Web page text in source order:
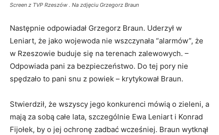
Screen z TVP Rzeszów . Na zdjęciu Grzegorz Braun
Następnie odpowiadał Grzegorz Braun. Uderzył w
Leniart, że jako wojewoda nie wszczynała “alarmów”, że
w Rzeszowie buduje się na terenach zalewowych. –
Odpowiada pani za bezpieczeństwo. Do tej pory nie
spędzało to pani snu z powiek – krytykował Braun.
Stwierdził, że wszyscy jego konkurenci mówią o zieleni, a
mają za sobą całe lata, szczególnie Ewa Leniart i Konrad
Fijołek, by o jej ochronę zadbać wcześniej. Braun wytknął